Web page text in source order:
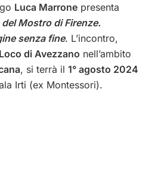
Luca Marrone presenta
del Mostro di Firenze.
senza fine. L’incontro,
di Avezzano nell’ambito
, si terrà il 1° agosto 2024
Irti (ex Montessori).